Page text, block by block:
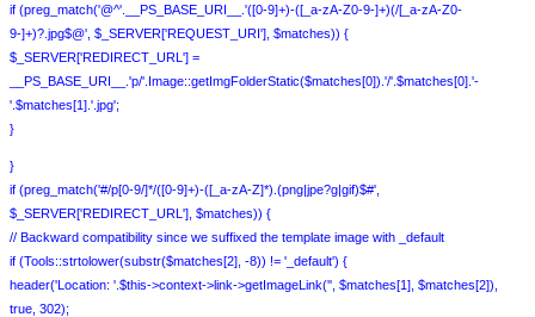
if (preg_match('@^'.__PS_BASE_URI__.'([0-9]+)-([_a-zA-Z0-9-]+)(/[_a-zA-Z0-
9-]+)?.jpg$@', $_SERVER['REQUEST_URI'], $matches)) {
$_SERVER['REDIRECT_URL'] =
__PS_BASE_URI__.'p/'.Image::getImgFolderStatic($matches[0]).'/'.$matches[0].'-
'.$matches[1].'.jpg';
}
}
if (preg_match('#/p[0-9/]*/([0-9]+)-([_a-zA-Z]*).(png|jpe?g|gif)$#',
$_SERVER['REDIRECT_URL'], $matches)) {
// Backward compatibility since we suffixed the template image with _default
if (Tools::strtolower(substr($matches[2], -8)) != '_default') {
header('Location: '.$this->context->link->getImageLink('', $matches[1], $matches[2]),
true, 302);